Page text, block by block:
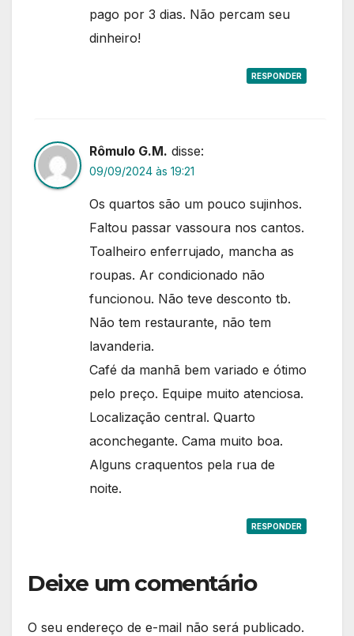
pago por 3 dias. Não percam seu
dinheiro!
RESPONDER
Rômulo G.M. disse:
09/09/2024 às 19:21
Os quartos são um pouco sujinhos.
Faltou passar vassoura nos cantos.
Toalheiro enferrujado, mancha as
roupas. Ar condicionado não
funcionou. Não teve desconto tb.
Não tem restaurante, não tem
lavanderia.
Café da manhã bem variado e ótimo
pelo preço. Equipe muito atenciosa.
Localização central. Quarto
aconchegante. Cama muito boa.
Alguns craquentos pela rua de
noite.
RESPONDER
Deixe um comentário
O seu endereço de e-mail não será publicado.